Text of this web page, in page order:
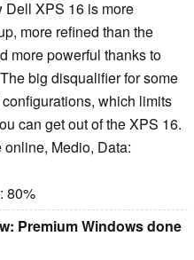
Dell XPS 16 is more
more refined than the
more powerful thanks to
big disqualifier for some
which limits
can get out of the XPS 16.
Medio, Data:
: 80%
Premium Windows done